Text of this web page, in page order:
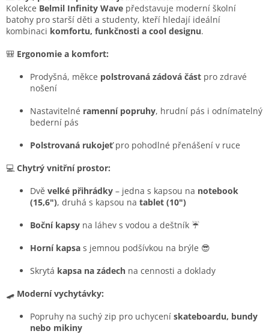
Kolekce Belmil Infinity Wave představuje moderní školní
batohy pro starší děti a studenty, kteří hledají ideální
kombinaci komfortu, funkčnosti a cool designu.
🎒 Ergonomie a komfort:
Prodyšná, měkce polstrovaná zádová část pro zdravé
nošení
Nastavitelné ramenní popruhy, hrudní pás i odnímatelný
bederní pás
Polstrovaná rukojeťpro pohodlné přenášení v ruce
💻 Chytrý vnitřní prostor:
Dvě velké přihrádky – jedna s kapsou na notebook
(15,6"), druhá s kapsou na tablet (10")
Boční kapsy na láhev s vodou a deštník ☔
Horní kapsa s jemnou podšívkou na brýle 😎
Skrytá kapsa na zádech na cennosti a doklady
🛹 Moderní vychytávky:
Popruhy na suchý zip pro uchycení skateboardu, bundy
nebo mikiny